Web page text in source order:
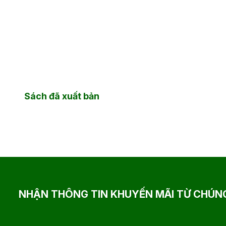
Sách đã xuất bản
NHẬN THÔNG TIN KHUYẾN MÃI TỪ